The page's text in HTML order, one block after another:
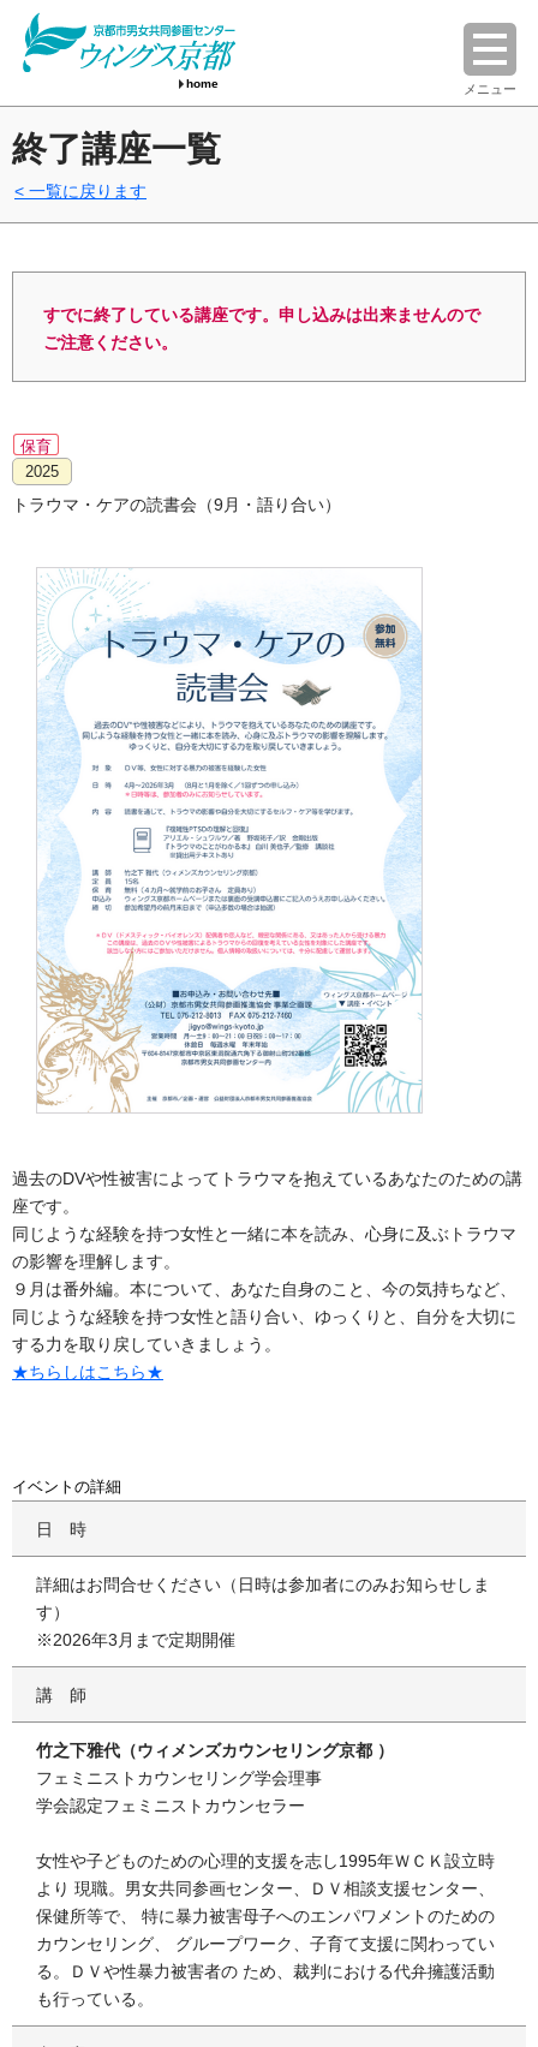
home メニュー
終了講座一覧
一覧に戻ります
すでに終了している講座です。申し込みは出来ませんので
ご注意ください。
保育
2025
トラウマ・ケアの読書会（9月・語り合い）
過去のDVや性被害によってトラウマを抱えているあなたのための講
座です。
同じような経験を持つ女性と一緒に本を読み、心身に及ぶトラウマ
の影響を理解します。
９月は番外編。本について、あなた自身のこと、今の気持ちなど、
同じような経験を持つ女性と語り合い、ゆっくりと、自分を大切に
する力を取り戻していきましょう。
★ちらしはこちら★
イベントの詳細
日時
詳細はお問合せください（日時は参加者にのみお知らせしま
す）
※2026年3月まで定期開催
講師
竹之下雅代（ウィメンズカウンセリング京都 ）
フェミニストカウンセリング学会理事
学会認定フェミニストカウンセラー
女性や子どものための心理的支援を志し1995年ＷＣＫ設立時
より 現職。男女共同参画センター、ＤＶ相談支援センター、
保健所等で、 特に暴力被害母子へのエンパワメントのための
カウンセリング、 グループワーク、子育て支援に関わってい
る。ＤＶや性暴力被害者の ため、裁判における代弁擁護活動
も行っている。